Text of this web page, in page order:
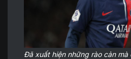
Đã xuất hiện những rào cản